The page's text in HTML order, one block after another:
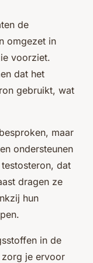
de
omgezet in
voorziet.
dat het
gebruikt, wat
maar
ondersteunen
dat
dragen ze
hun
in de
zorg je ervoor